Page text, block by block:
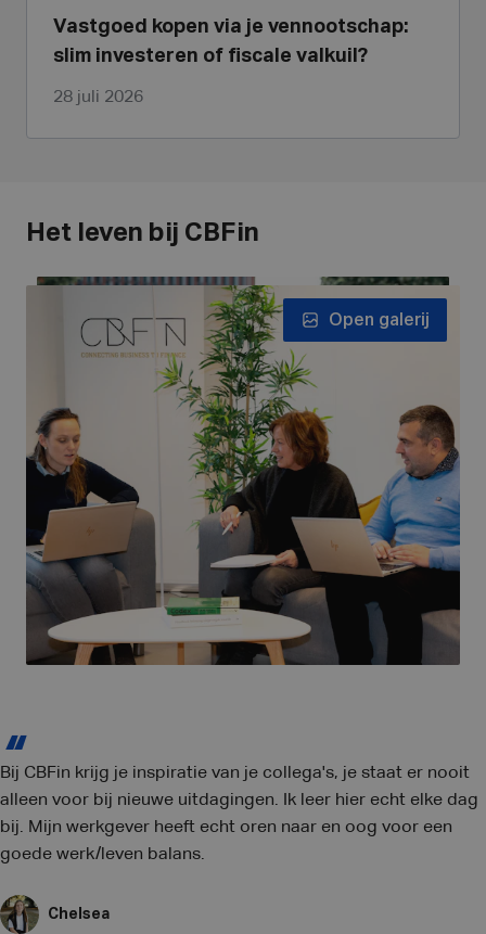
Vastgoed kopen via je vennootschap:
slim investeren of fiscale valkuil?
28 juli 2026
Het leven bij CBFin
Open galerij
Bij CBFin krijg je inspiratie van je collega's, je staat er nooit
alleen voor bij nieuwe uitdagingen. Ik leer hier echt elke dag
bij. Mijn werkgever heeft echt oren naar en oog voor een
goede werk/leven balans.
Chelsea